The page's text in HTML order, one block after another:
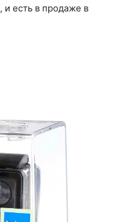
, и есть в продаже в